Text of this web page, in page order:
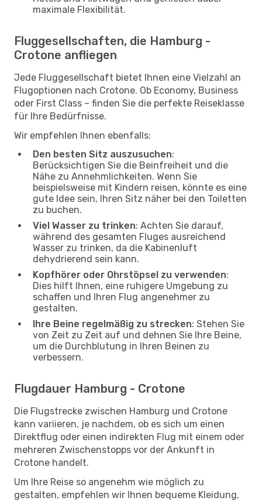
maximale Flexibilität.
Fluggesellschaften, die Hamburg -
Crotone anfliegen
Jede Fluggesellschaft bietet Ihnen eine Vielzahl an
Flugoptionen nach Crotone. Ob Economy, Business
oder First Class – finden Sie die perfekte Reiseklasse
für Ihre Bedürfnisse.
Wir empfehlen Ihnen ebenfalls:
Den besten Sitz auszusuchen:
Berücksichtigen Sie die Beinfreiheit und die
Nähe zu Annehmlichkeiten. Wenn Sie
beispielsweise mit Kindern reisen, könnte es eine
gute Idee sein, Ihren Sitz näher bei den Toiletten
zu buchen.
Viel Wasser zu trinken: Achten Sie darauf,
während des gesamten Fluges ausreichend
Wasser zu trinken, da die Kabinenluft
dehydrierend sein kann.
Kopfhörer oder Ohrstöpsel zu verwenden:
Dies hilft Ihnen, eine ruhigere Umgebung zu
schaffen und Ihren Flug angenehmer zu
gestalten.
Ihre Beine regelmäßig zu strecken: Stehen Sie
von Zeit zu Zeit auf und dehnen Sie Ihre Beine,
um die Durchblutung in Ihren Beinen zu
verbessern.
Flugdauer Hamburg - Crotone
Die Flugstrecke zwischen Hamburg und Crotone
kann variieren, je nachdem, ob es sich um einen
Direktflug oder einen indirekten Flug mit einem oder
mehreren Zwischenstopps vor der Ankunft in
Crotone handelt.
Um Ihre Reise so angenehm wie möglich zu
gestalten, empfehlen wir Ihnen bequeme Kleidung,